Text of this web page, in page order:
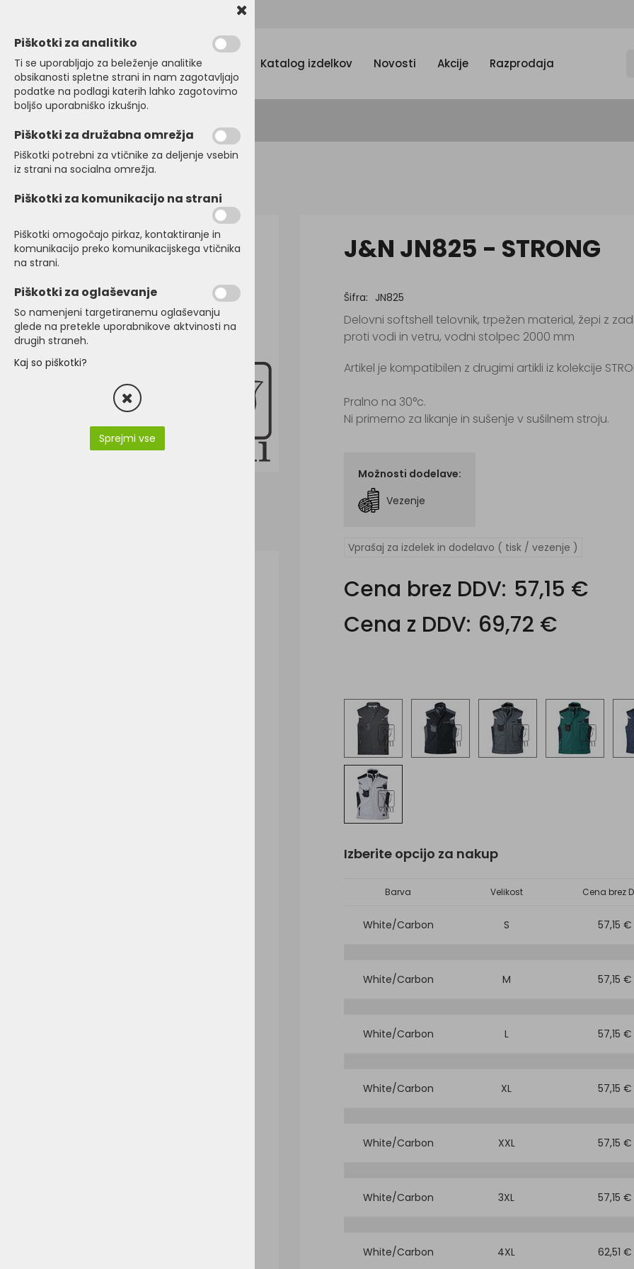
Menu Katalog izdelkov Novosti Akcije Razprodaja
Domov DELOVNI PROGRAM Brezrokavniki
J&N JN825 - STRONG
Šifra: JN825
Delovni softshell telovnik, trpežen material, žepi z
proti vodi in vetru, vodni stolpec 2000 mm
Artikel je kompatibilen z drugimi artikli iz kolekcije
Pralno na 30°c.
Ni primerno za likanje in sušenje v sušilnem stroju.
Možnosti dodelave:
Vezenje
Vprašaj za izdelek in dodelavo ( tisk / vezenje )
Cena brez DDV: 57,15 €
Cena z DDV: 69,72 €
Izberite opcijo za nakup
Barva Velikost Cena brez
White/Carbon S 57,15 €
White/Carbon M 57,15 €
White/Carbon L 57,15 €
White/Carbon XL 57,15 €
White/Carbon XXL 57,15 €
White/Carbon 3XL 57,15 €
White/Carbon 4XL 62,51 €
Piškotki za analitiko
Ti se uporabljajo za beleženje analitike
obsikanosti spletne strani in nam zagotavljajo
podatke na podlagi katerih lahko zagotovimo
boljšo uporabniško izkušnjo.
Piškotki za družabna omrežja
Piškotki potrebni za vtičnike za deljenje vsebin
iz strani na socialna omrežja.
Piškotki za komunikacijo na strani
Piškotki omogočajo pirkaz, kontaktiranje in
komunikacijo preko komunikacijskega vtičnika
na strani.
Piškotki za oglaševanje
So namenjeni targetiranemu oglaševanju
glede na pretekle uporabnikove aktvinosti na
drugih straneh.
Kaj so piškotki?
Sprejmi vse